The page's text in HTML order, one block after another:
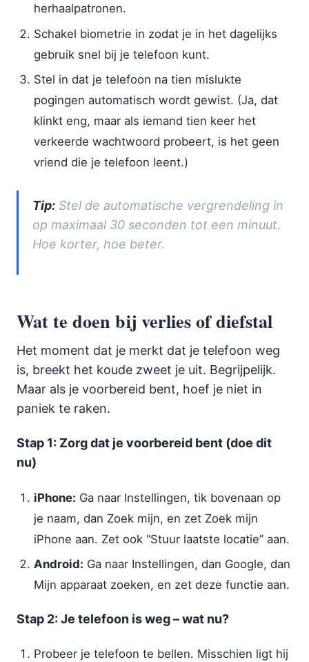
herhaalpatronen.
Schakel biometrie in zodat je in het dagelijks
gebruik snel bij je telefoon kunt.
Stel in dat je telefoon na tien mislukte
pogingen automatisch wordt gewist. (Ja, dat
klinkt eng, maar als iemand tien keer het
verkeerde wachtwoord probeert, is het geen
vriend die je telefoon leent.)
Tip: Stel de automatische vergrendeling in
op maximaal 30 seconden tot een minuut.
Hoe korter, hoe beter.
Wat te doen bij verlies of diefstal
Het moment dat je merkt dat je telefoon weg
is, breekt het koude zweet je uit. Begrijpelijk.
Maar als je voorbereid bent, hoef je niet in
paniek te raken.
Stap 1: Zorg dat je voorbereid bent (doe dit
nu)
iPhone: Ga naar Instellingen, tik bovenaan op
je naam, dan Zoek mijn, en zet Zoek mijn
iPhone aan. Zet ook “Stuur laatste locatie” aan.
Android: Ga naar Instellingen, dan Google, dan
Mijn apparaat zoeken, en zet deze functie aan.
Stap 2: Je telefoon is weg – wat nu?
Probeer je telefoon te bellen. Misschien ligt hij